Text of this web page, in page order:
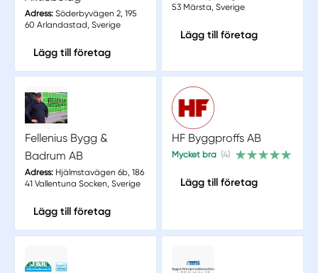
Adress:Söderbyvägen 2, 195
60 Arlandastad, Sverige
Lägg till företag
53 Märsta, Sverige
Lägg till företag
Fellenius Bygg &
Badrum AB
Adress:Hjälmstavägen 6b, 186
41 Vallentuna Socken, Sverige
Lägg till företag
HF Byggproffs AB
Mycket bra (4)
Lägg till företag